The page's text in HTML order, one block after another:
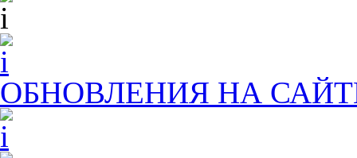
ОБНОВЛЕНИЯ НА